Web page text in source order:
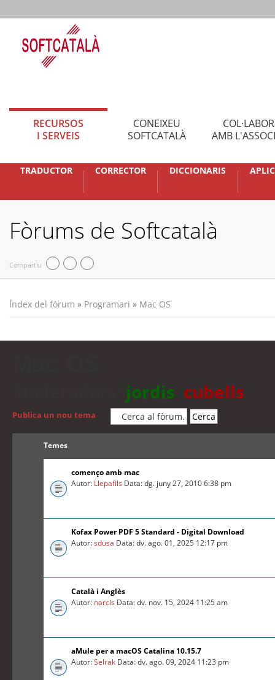
RECURSOS
I SERVEIS
CONEIXEU
SOFTCATALÀ
AMB
TRADUCTOR CORRECTOR DICCIONARIS
Fòrums de Softcatalà
Compartiu
Índex del fòrum » Programari » Mac OS
jordis cubells
Publica un nou tema
Temes
començo amb mac
Autor: Llepafils Data: dg. juny 27, 2010 6:38 pm
Kofax Power PDF 5 Standard - Digital Download
Autor:sdusa Data: dv. ago. 01, 2025 12:17 pm
Català i Anglès
Autor: narcis Data: dv. nov. 15, 2024 11:25 am
aMule per a macOS Catalina 10.15.7
Autor:Selrak Data: dv. ago. 09, 2024 11:23 pm